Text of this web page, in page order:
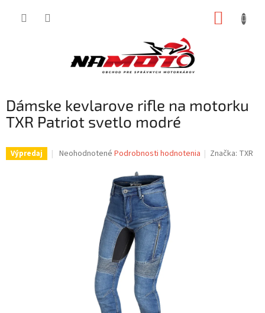
Dámske kevlarove rifle na motorku
TXR Patriot svetlo modré
Výpredaj
Priemerné
Neohodnotené Podrobnosti hodnotenia Značka: TXR